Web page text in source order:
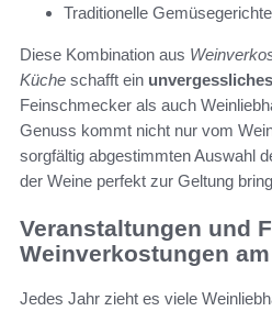
Traditionelle
Diese Kombination aus
Küche schafft ein
Feinschmecker als auch
Genuss kommt nicht nur vom
sorgfältig abgestimmten Auswahl
der Weine perfekt zur Geltung
Veranstaltungen und
Weinverkostungen
Jedes Jahr zieht es viele